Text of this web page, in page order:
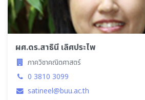
ผศ.ดร.สาธินี เลิศประไพ
ภาควิชาคณิตศาสตร์
0 3810 3099
satineel@buu.ac.th